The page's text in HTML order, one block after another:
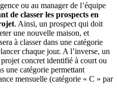
ou au manager de l’équipe
de classer les prospects en
. Ainsi, un prospect qui doit
une nouvelle maison, et
à classer dans une catégorie
chaque jour. A l’inverse, un
concret identifié à court ou
une catégorie permettant
mensuelle (catégorie « C » par